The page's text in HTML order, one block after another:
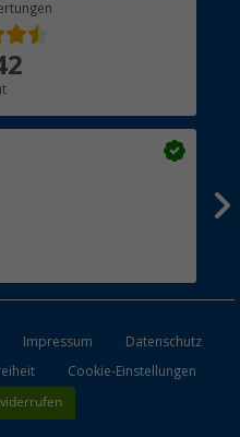
Impressum
Datenschutz
Cookie-Einstellungen